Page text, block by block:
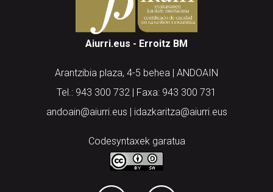
Aiurri.eus - Erroitz BM
Arantzibia plaza, 4-5 behea | ANDOAIN
Tel.: 943 300 732 | Faxa: 943 300 731
andoain@aiurri.eus | idazkaritza@aiurri.eus
Codesyntaxek garatua